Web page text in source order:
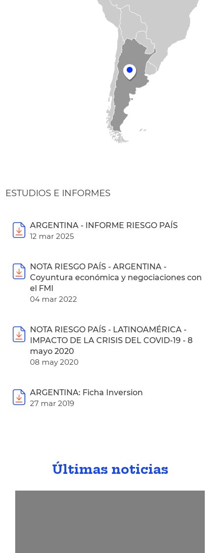
ESTUDIOS E INFORMES
ARGENTINA - INFORME RIESGO PAÍS
12 mar 2025
NOTA RIESGO PAÍS - ARGENTINA -
Coyuntura económica y negociaciones con
el FMI
04 mar 2022
NOTA RIESGO PAÍS - LATINOAMÉRICA -
IMPACTO DE LA CRISIS DEL COVID-19 - 8
mayo 2020
08 may 2020
ARGENTINA: Ficha Inversion
27 mar 2019
Últimas noticias